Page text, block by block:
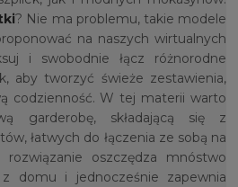
? Nie ma problemu, takie modele
na naszych wirtualnych
i swobodnie łącz różnorodne
aby tworzyć świeże zestawienia,
codzienność. W tej materii warto
garderobę, składającą się z
łatwych do łączenia ze sobą na
rozwiązanie oszczędza mnóstwo
domu i jednocześnie zapewnia